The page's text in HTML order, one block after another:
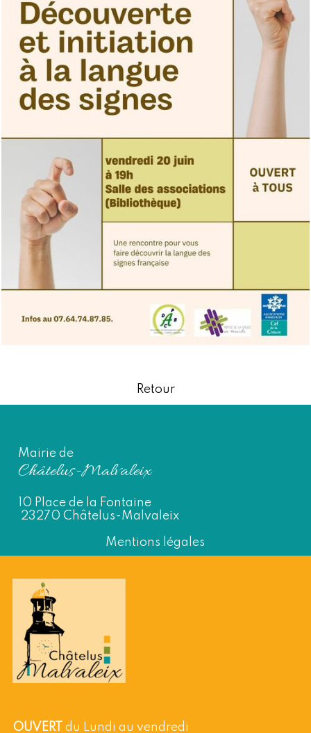
Retour
Mairie de
Châtelus-Malvaleix
10 Place de la Fontaine
23270 Châtelus-Malvaleix
Mentions légales
OUVERT du Lundi au vendredi